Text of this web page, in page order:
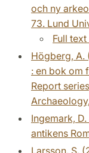
och ny
73. Lund
Full text
Högberg, A.
: en bok om
Report
Ingemark,
antikens
Larsson, S.